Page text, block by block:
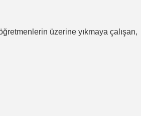
üzerine yıkmaya çalışan,